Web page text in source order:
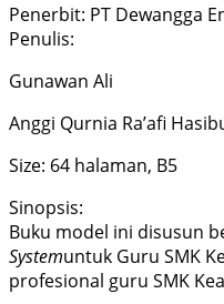
Penerbit: PT Dewangga
Penulis:
Gunawan Ali
Anggi Qurnia Ra’afi
Size: 64 halaman, B5
Sinopsis:
Buku model ini disusun
Systemuntuk Guru SMK
profesional guru SMK